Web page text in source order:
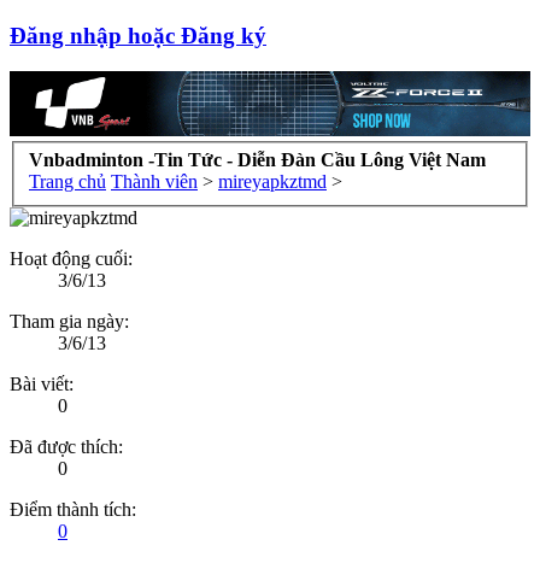
Đăng nhập hoặc Đăng ký
Vnbadminton -Tin Tức - Diễn Đàn Cầu Lông Việt Nam
Trang chủ Thành viên > mireyapkztmd >
Hoạt động cuối:
3/6/13
Tham gia ngày:
3/6/13
Bài viết:
0
Đã được thích:
0
Điểm thành tích:
0